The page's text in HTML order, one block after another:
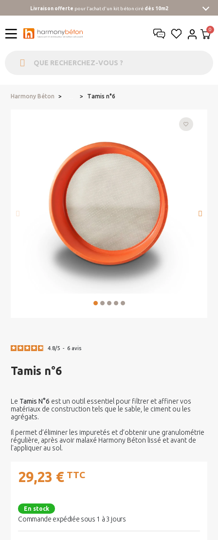
Livraison offerte pour l'achat d'un kit béton ciré dès 10m2
Harmony Béton Tamis n°6
favorite_border
4.8/5 - 6 avis
Tamis n°6
Le Tamis N°6 est un outil essentiel pour filtrer et affiner vos
matériaux de construction tels que le sable, le ciment ou les
agrégats.
Il permet d’éliminer les impuretés et d’obtenir une granulométrie
régulière, après avoir malaxé Harmony Béton lissé et avant de
l'appliquer au sol.
29,23 € TTC
En stock
Commande expédiée sous 1 à 3 jours